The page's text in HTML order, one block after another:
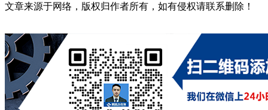
文章来源于网络，版权归作者所有，如有侵权请联系删除！